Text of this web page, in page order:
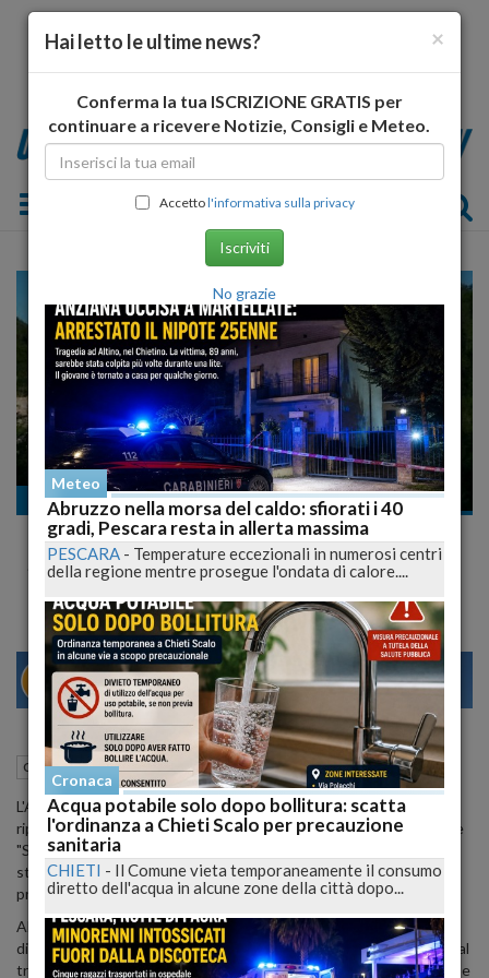
Toggle navigation
Cronaca
Da lunedi lavori di adeguamento del ponte
Stregone sulla Piceno Aprutina
MILANO 29 31
Cronaca L'Aquila (AQ) 30 Novembre 2012 16:49
L'Anas comunica che da lunedi' prossimo, 3 dicembre,
riprenderanno gli interventi di adeguamento strutturale del ponte
"Stregone", nell'ambito dei lavori di ammodernamento della strada
statale 81 "Piceno Aprutina", nel comune di Civitella del Tronto, in
provincia di Teramo.
Al fine di procedere con le lavorazioni, dalle ore 10:00 di lunedi' 3
dicembre alle ore 17:00 di venerdi' 21 dicembre 2012 sara' chiuso al
traffico in entrambe le direzioni il tratto compreso tra il km 16,050 e
×
Hai letto le ultime news?
Conferma la tua ISCRIZIONE GRATIS per
continuare a ricevere Notizie, Consigli e Meteo.
Accettol'informativa sulla privacy
Iscriviti
No grazie
Meteo
Abruzzo nella morsa del caldo: sfiorati i 40
gradi, Pescara resta in allerta massima
PESCARA - Temperature eccezionali in numerosi centri
della regione mentre prosegue l'ondata di calore....
Cronaca
Acqua potabile solo dopo bollitura: scatta
l'ordinanza a Chieti Scalo per precauzione
sanitaria
CHIETI - Il Comune vieta temporaneamente il consumo
diretto dell'acqua in alcune zone della città dopo...